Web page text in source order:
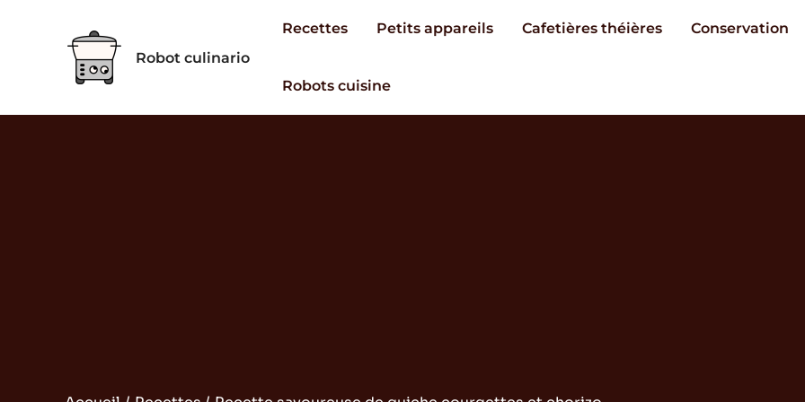
Robot culinario
Recettes Petits appareils Cafetières théières Conservation
Robots cuisine